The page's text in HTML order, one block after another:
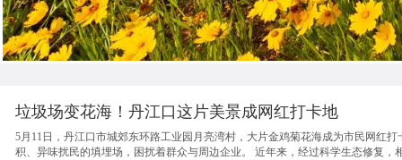
垃圾场变花海！丹江口这片美景成网红打卡地
5月11日，丹江口市城郊东环路工业园月亮湾村，大片金鸡菊花海成为市民网红
积、异味扰民的填埋场，困扰着群众与周边企业。 近年来，经过科学生态修复